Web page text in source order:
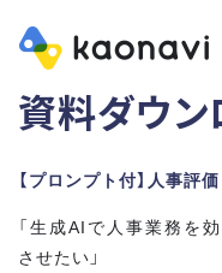
資料ダウン
【プロンプト付】人事評
「生成AIで人事業務を
させたい」